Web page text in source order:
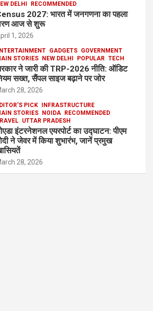
DELHI
RECOMMENDED
2027: भारत में जनगणना का पहला
आज से शुरू
1, 2026
GADGETS GOVERNMENT
STORIES
NEW DELHI POPULAR TECH
ने जारी की TRP-2026 नीति: ऑडिट
सख्त, सैंपल साइज बढ़ाने पर जोर
28, 2026
PICK
INFRASTRUCTURE
STORIES
NOIDA
RECOMMENDED
UTTAR PRADESH
इंटरनेशनल एयरपोर्ट का उद्घाटन: पीएम
ने जेवर में किया शुभारंभ, जानें प्रमुख
28, 2026